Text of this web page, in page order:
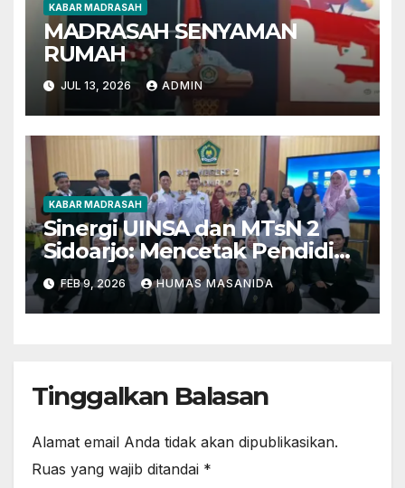
KABAR MADRASAH
MADRASAH SENYAMAN
RUMAH
JUL 13, 2026 ADMIN
KABAR MADRASAH
Sinergi UINSA dan MTsN 2
Sidoarjo: Mencetak Pendidik
Berkarakter Menghadapi
Tantangan Zaman
FEB 9, 2026 HUMAS MASANIDA
Tinggalkan Balasan
Alamat email Anda tidak akan dipublikasikan.
Ruas yang wajib ditandai *